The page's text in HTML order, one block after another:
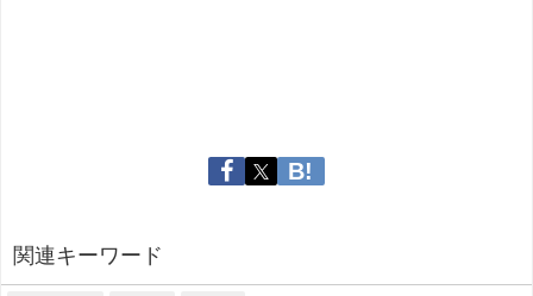
関連キーワード